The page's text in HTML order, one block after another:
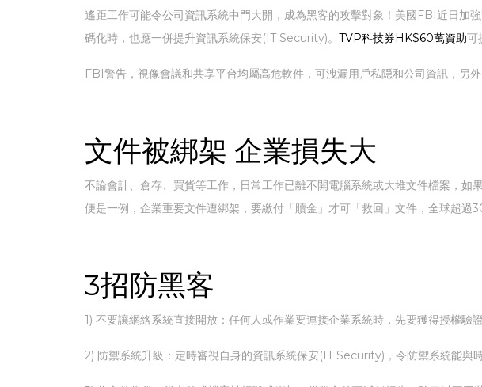
遙距工作可能令公司資訊系統中門大開，成為黑客的攻擊對象！美國FBI近日加
碼化時，也應一併提升資訊系統保安(IT Security)。 TVP科技券HK$60萬資助可
FBI警告，視像會議和共享平台均屬高危軟件，可洩漏用戶私隠和公司資訊，另
文件被綁架 企業損失大
不論會計、倉存、買貨等工作，日常工作已離不開電腦系統或大堆文件檔案，
便是一例，企業重要文件遭綁架，要繳付「贖金」才可「救回」文件，全球超過
3招防黑客
1) 不要讓網絡系統直接開放：任何人或作業要連接企業系統時，先要獲得授權驗證
2) 防禦系統升級：定時審視自身的資訊系統保安(IT Security)，令防禦系統能